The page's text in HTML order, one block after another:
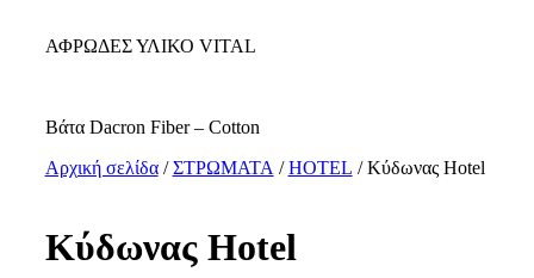
ΑΝΩΣΤΡΩΜΑΤΑ
ΑΦΡΩΔΕΣ ΥΛΙΚΟ VITAL
Βάτα Dacron Fiber – Cotton
Αρχική σελίδα/ΣΤΡΩΜΑΤΑ /HOTEL / Κύδωνας Ηοtel
Κύδωνας Ηοtel